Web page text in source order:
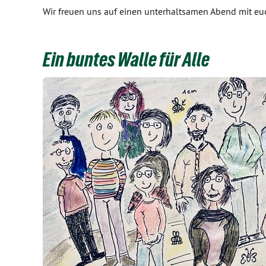
Wir freuen uns auf einen unterhaltsamen Abend mit
Ein buntes Walle für Alle